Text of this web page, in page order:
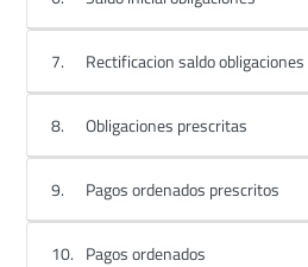
7. Rectificacion saldo obligaciones
8. Obligaciones prescritas
9. Pagos ordenados prescritos
10. Pagos ordenados